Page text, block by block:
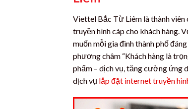
Viettel Bắc Từ Liêm là thành
truyền hình cáp cho khách hàng.
muốn mỗi gia đình thành phố
phương châm “Khách hàng là
phẩm – dịch vụ, tăng cường ứng
dịch vụ lắp đặt internet truyền